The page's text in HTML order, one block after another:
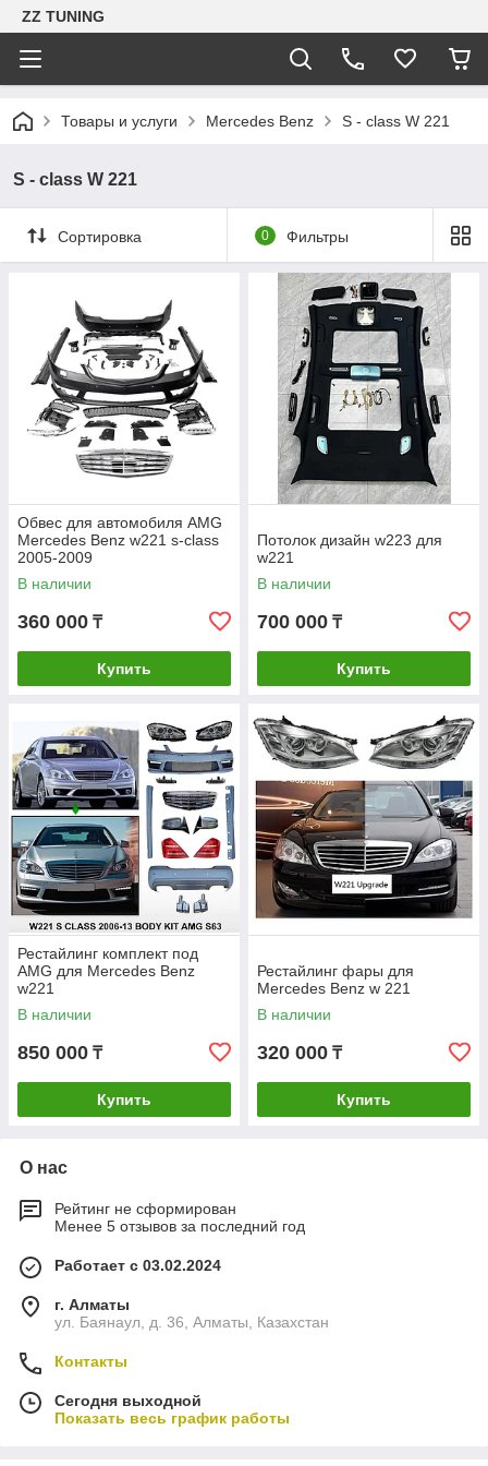
ZZ TUNING
Товары и услуги Mercedes Benz S - class W 221
S - class W 221
Сортировка 0 Фильтры
Обвес для автомобиля AMG
Mercedes Benz w221 s-class
2005-2009
В наличии
360 000 ₸
Купить
Потолок дизайн w223 для
w221
В наличии
700 000 ₸
Купить
Рестайлинг комплект под
AMG для Mercedes Benz
w221
В наличии
850 000 ₸
Купить
Рестайлинг фары для
Mercedes Benz w 221
В наличии
320 000 ₸
Купить
О нас
Рейтинг не сформирован
Менее 5 отзывов за последний год
Работает с 03.02.2024
г. Алматы
ул. Баянаул, д. 36, Алматы, Казахстан
Контакты
Сегодня выходной
Показать весь график работы